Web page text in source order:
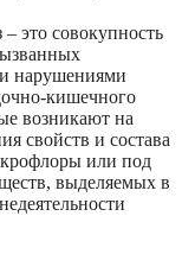
– это совокупность
нарушениями
кишечного
возникают на
свойств и состава
или под
выделяемых в